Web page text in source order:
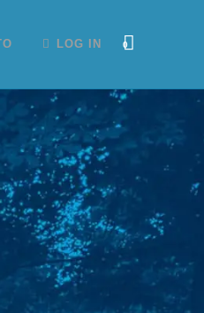
0
LOG IN